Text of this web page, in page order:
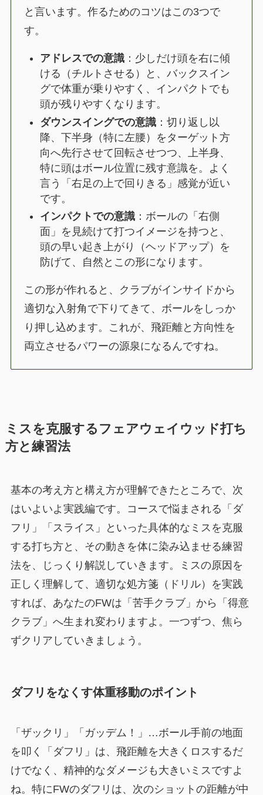
と言います。作るためのコツはこの3つで
す。
アドレスでの意識 ：少しだけ頭を右に傾
ける（チルトさせる）と、バックスイン
グで体重が乗りやすく、インパクトでも
頭が残りやすくなります。
ダウンスイングでの意識 ：切り返し以
降、下半身（特に左腰）をターゲット方
向へ先行させて回転させつつ、上半身、
特に頭はボール位置に残す意識を。よく
言う「右足の上で回りきる」感覚が近い
です。
インパクトでの意識 ：ボールの「右側
面」を見続けて打つイメージを持つと、
頭の早い起き上がり（ヘッドアップ）を
防げて、自然とこの形になります。
この形が作れると、クラブがインサイドから
適切な入射角で下りてきて、ボールをしっか
り押し込めます。これが、飛距離と方向性を
両立させるパワーの源泉になるんですね。
ミスを克服するフェアウェイウッド打ち
方と練習法
基本の考え方と構え方が理解できたところで、次
はいよいよ実践編です。コースで悩まされる「ダ
フリ」「スライス」といった具体的なミスを克服
する打ち方と、その動きを体に染み込ませる練習
法を、じっくり解説していきます。ミスの原因を
正しく理解して、適切な処方箋（ドリル）を実践
すれば、あなたのFWは「苦手クラブ」から「得意
クラブ」へ生まれ変わりますよ。一つずつ、焦ら
ずクリアしていきましょう。
ダフリをなくす体重移動のポイント
「ザックリ」「ガッデム！」…ボール手前の地面
を叩く「ダフリ」は、飛距離を大きくロスするだ
けでなく、精神的なダメージも大きいミスですよ
ね。特にFWのダフリは、次のショットの距離が中